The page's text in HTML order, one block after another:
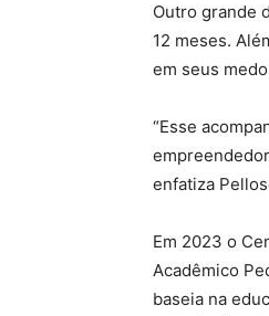
Outro grande
12 meses.
em seus
“Esse
enfatiza
Em 2023 o
Acadêmico
baseia na